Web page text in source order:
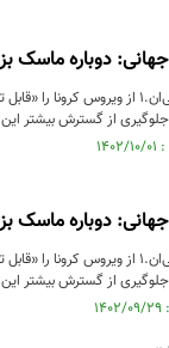
دوباره ماسک
سازمان بهداشت جهانی، سویه جی‌ان.۱ از
از گسترش بیشتر
دوباره ماسک
سازمان بهداشت جهانی، سویه جی‌ان.۱ از
از گسترش بیشتر